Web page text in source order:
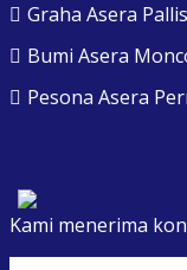
Graha Asera
Bumi Asera
Pesona Asera
Kami menerima